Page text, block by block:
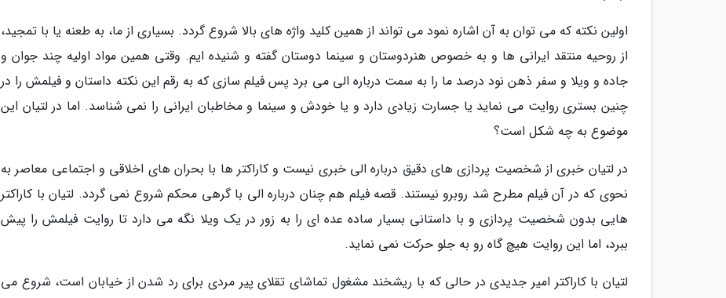
اولین نکته که می توان به آن اشاره نمود می تواند از همین کلید واژه های بالا شروع گردد. بسیاری از ما، به طعنه یا با تمجید،
از روحیه منتقد ایرانی ها و به خصوص هنردوستان و سینما دوستان گفته و شنیده ایم. وقتی همین مواد اولیه چند جوان و
جاده و ویلا و سفر ذهن نود درصد ما را به سمت درباره الی می برد پس فیلم سازی که به رقم این نکته داستان و فیلمش را در
چنین بستری روایت می نماید یا جسارت زیادی دارد و یا خودش و سینما و مخاطبان ایرانی را نمی شناسد. اما در لتیان این
موضوع به چه شکل است؟
در لتیان خبری از شخصیت پردازی های دقیق درباره الی خبری نیست و کاراکتر ها با بحران های اخلاقی و اجتماعی معاصر به
نحوی که در آن فیلم مطرح شد روبرو نیستند. قصه فیلم هم چنان درباره الی با گرهی محکم شروع نمی گردد. لتیان با کاراکتر
هایی بدون شخصیت پردازی و با داستانی بسیار ساده عده ای را به زور در یک ویلا نگه می دارد تا روایت فیلمش را پیش
ببرد، اما این روایت هیچ گاه رو به جلو حرکت نمی نماید.
لتیان با کاراکتر امیر جدیدی در حالی که با ریشخند مشغول تماشای تقلای پیر مردی برای رد شدن از خیابان است، شروع می